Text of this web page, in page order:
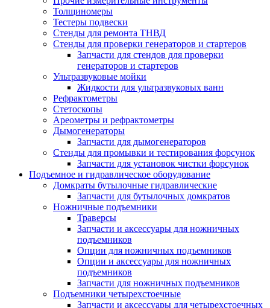
Толщиномеры
Тестеры подвески
Стенды для ремонта ТНВД
Стенды для проверки генераторов и стартеров
Запчасти для стендов для проверки
генераторов и стартеров
Ультразвуковые мойки
Жидкости для ультразвуковых ванн
Рефрактометры
Стетоскопы
Ареометры и рефрактометры
Дымогенераторы
Запчасти для дымогенераторов
Стенды для промывки и тестирования форсунок
Запчасти для установок чистки форсунок
Подъемное и гидравлическое оборудование
Домкраты бутылочные гидравлические
Запчасти для бутылочных домкратов
Ножничные подъемники
Траверсы
Запчасти и аксессуары для ножничных
подъемников
Опции для ножничных подъемников
Опции и аксессуары для ножничных
подъемников
Запчасти для ножничных подъемников
Подъемники четырехстоечные
Запчасти и аксессуары для четырехстоечных